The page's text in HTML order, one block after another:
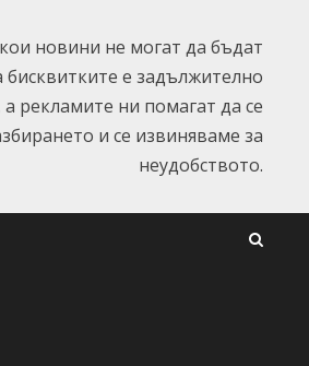
новини не могат да бъдат
е задължително
рекламите ни помагат да се
и се извиняваме за
неудобството.